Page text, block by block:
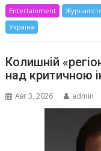
Entertainment
Україна
Колишній
над критичною
Авг 3, 2026 admin